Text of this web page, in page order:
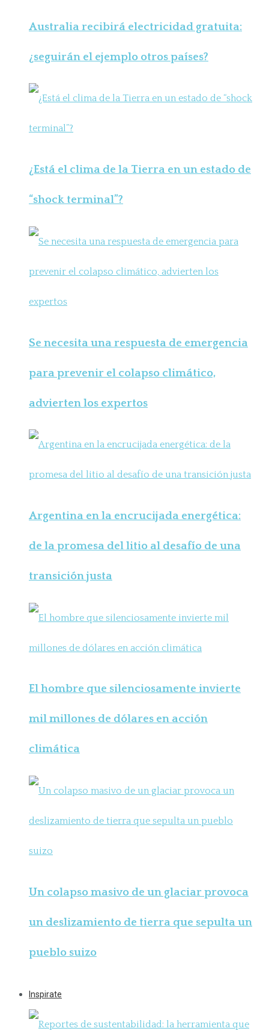
Australia recibirá electricidad gratuita:
¿seguirán el ejemplo otros países?
¿Está el clima de la Tierra en un estado de
“shock terminal”?
Se necesita una respuesta de emergencia
para prevenir el colapso climático,
advierten los expertos
Argentina en la encrucijada energética:
de la promesa del litio al desafío de una
transición justa
El hombre que silenciosamente invierte
mil millones de dólares en acción
climática
Un colapso masivo de un glaciar provoca
un deslizamiento de tierra que sepulta un
pueblo suizo
Inspirate